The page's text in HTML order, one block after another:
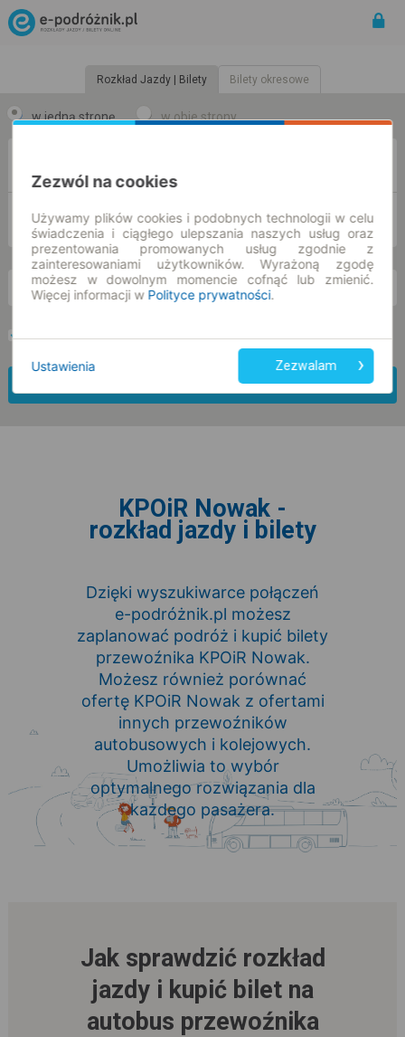
Rozkład Jazdy | Bilety Bilety okresowe
w jedną stronę w obie strony
DO
so. 8 sie. -- : --
Preferuj bez przesiadek Tylko bilet online
Znajdź połączenie
KPOiR Nowak -
rozkład jazdy i bilety
Dzięki wyszukiwarce połączeń
e-podróżnik.pl możesz
zaplanować podróż i kupić bilety
przewoźnika KPOiR Nowak.
Możesz również porównać
ofertę KPOiR Nowak z ofertami
innych przewoźników
autobusowych i kolejowych.
Umożliwia to wybór
optymalnego rozwiązania dla
każdego pasażera.
Jak sprawdzić rozkład
jazdy i kupić bilet na
autobus przewoźnika
Zezwól na cookies
Używamy plików cookies i podobnych technologii w celu
świadczenia i ciągłego ulepszania naszych usług oraz
prezentowania promowanych usług zgodnie z
zainteresowaniami użytkowników. Wyrażoną zgodę
możesz w dowolnym momencie cofnąć lub zmienić.
Więcej informacji w Polityce prywatności.
Ustawienia Zezwalam